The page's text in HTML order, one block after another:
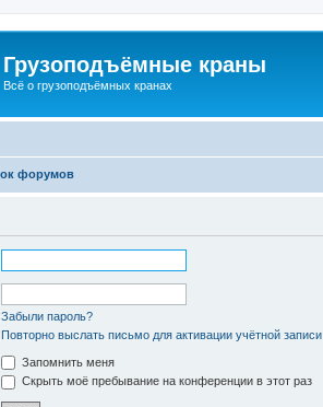
Грузоподъёмные краны
Всё о грузоподъёмных кранах
форумов
Забыли пароль?
Повторно выслать письмо для активации учётной записи
Запомнить меня
Скрыть моё пребывание на конференции в этот раз